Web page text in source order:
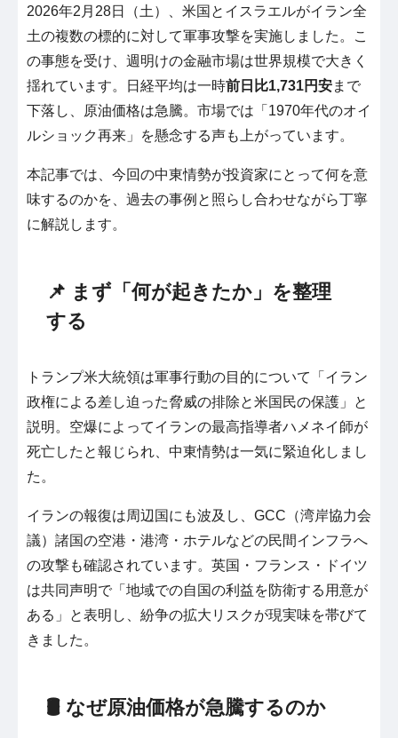
2026年2月28日（土）、米国とイスラエルがイラン全
土の複数の標的に対して軍事攻撃を実施しました。こ
の事態を受け、週明けの金融市場は世界規模で大きく
揺れています。日経平均は一時前日比1,731円安まで
下落し、原油価格は急騰。市場では「1970年代のオイ
ルショック再来」を懸念する声も上がっています。
本記事では、今回の中東情勢が投資家にとって何を意
味するのかを、過去の事例と照らし合わせながら丁寧
に解説します。
📌 まず「何が起きたか」を整理
する
トランプ米大統領は軍事行動の目的について「イラン
政権による差し迫った脅威の排除と米国民の保護」と
説明。空爆によってイランの最高指導者ハメネイ師が
死亡したと報じられ、中東情勢は一気に緊迫化しまし
た。
イランの報復は周辺国にも波及し、GCC（湾岸協力会
議）諸国の空港・港湾・ホテルなどの民間インフラへ
の攻撃も確認されています。英国・フランス・ドイツ
は共同声明で「地域での自国の利益を防衛する用意が
ある」と表明し、紛争の拡大リスクが現実味を帯びて
きました。
🛢️ なぜ原油価格が急騰するのか